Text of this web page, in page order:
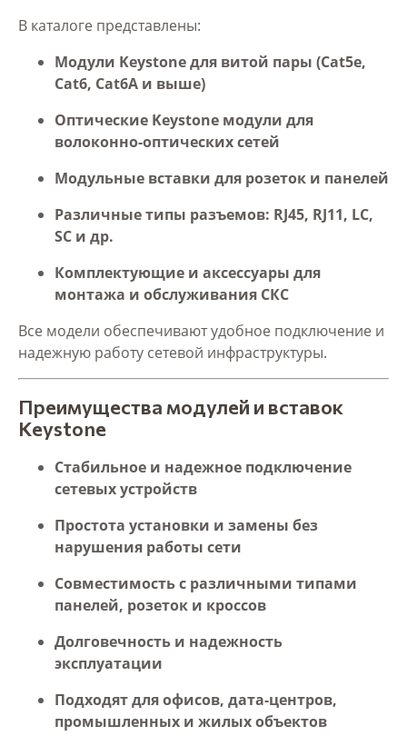
В каталоге представлены:
Модули Keystone для витой пары (Cat5e,
Cat6, Cat6A и выше)
Оптические Keystone модули для
волоконно-оптических сетей
Модульные вставки для розеток и панелей
Различные типы разъемов: RJ45, RJ11, LC,
SC и др.
Комплектующие и аксессуары для
монтажа и обслуживания СКС
Все модели обеспечивают удобное подключение и
надежную работу сетевой инфраструктуры.
Преимущества модулей и вставок
Keystone
Стабильное и надежное подключение
сетевых устройств
Простота установки и замены без
нарушения работы сети
Совместимость с различными типами
панелей, розеток и кроссов
Долговечность и надежность
эксплуатации
Подходят для офисов, дата-центров,
промышленных и жилых объектов